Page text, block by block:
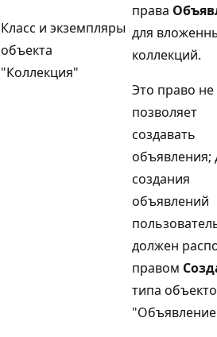
Класс и экземпляры
объекта
"Коллекция"
права
для
коллекций.
Это право не
позволяет
создавать
объявления;
создания
объявлений
должен
правом
типа